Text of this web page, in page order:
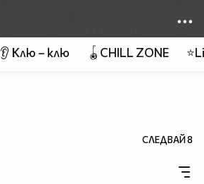
👂 Клю – клю 🪀CHILL ZONE
СЛЕДВАЙ8